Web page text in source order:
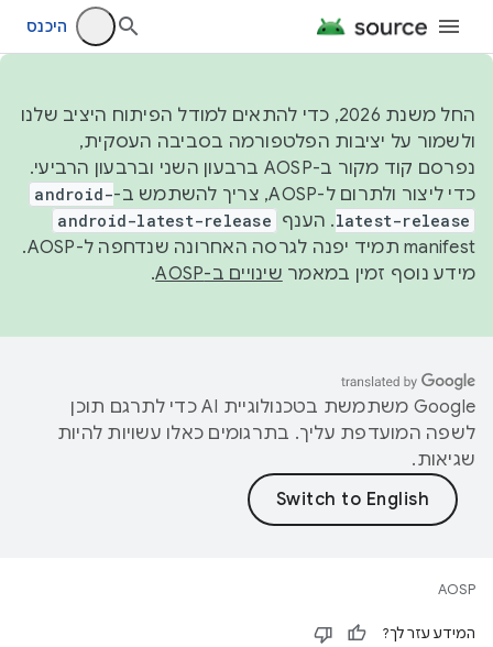
היכנס
החל משנת 2026, כדי להתאים למודל הפיתוח היציב שלנו
ולשמור על יציבות הפלטפורמה בסביבה העסקית,
נפרסם קוד מקור ב-AOSP ברבעון השני וברבעון הרביעי.
כדי ליצור ולתרום ל-AOSP, צריך להשתמש ב-
android-
latest-release. הענף android-latest-release
manifest תמיד יפנה לגרסה האחרונה שנדחפה ל-AOSP.
מידע נוסף זמין במאמר שינויים ב-AOSP .
‫Google משתמשת בטכנולוגיית AI כדי לתרגם תוכן
לשפה המועדפת עליך. בתרגומים כאלו עשויות להיות
שגיאות.
AOSP
המידע עזר לך?